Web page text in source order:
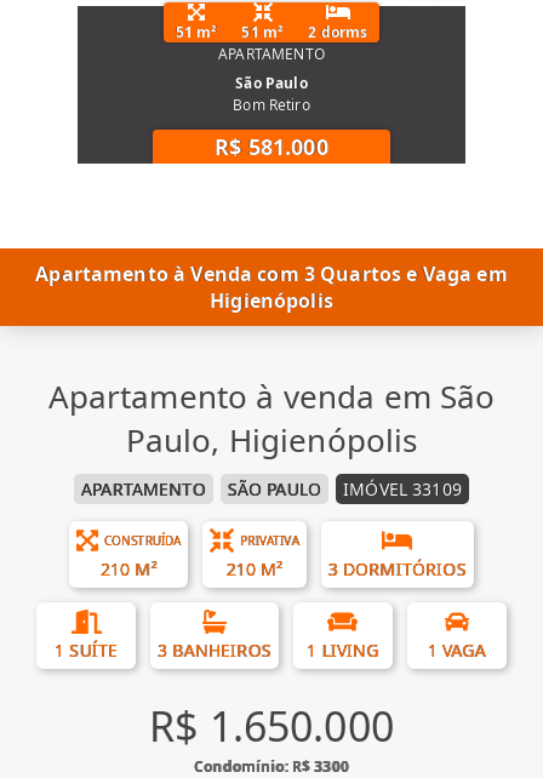
51 m² 51 m²
2 dorms
APARTAMENTO
São Paulo
Bom Retiro
R$ 581.000
Apartamento à Venda com 3 Quartos e Vaga em
Higienópolis
Apartamento à venda em São
Paulo, Higienópolis
APARTAMENTO SÃO PAULO IMÓVEL 33109
CONSTRUÍDA
210 M²
PRIVATIVA
210 M² 3 DORMITÓRIOS
1 SUÍTE 3 BANHEIROS 1 LIVING 1 VAGA
R$ 1.650.000
Condomínio: R$ 3300